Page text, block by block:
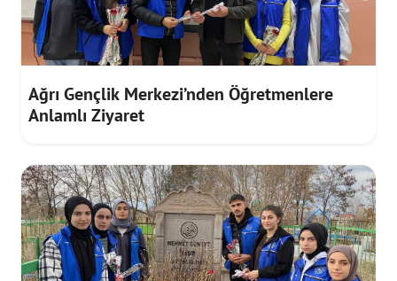
Ağrı Gençlik Merkezi’nden Öğretmenlere
Anlamlı Ziyaret